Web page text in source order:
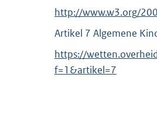
x
e
r
n
E
x
e
r
http://www.w3.org/
Artikel 7 Algemene
https://
f=1&artikel=7